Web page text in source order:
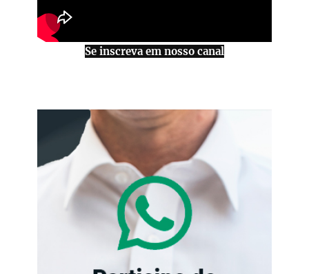
Se inscreva em nosso canal